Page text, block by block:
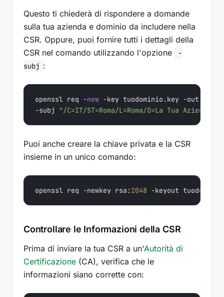
Questo ti chiederà di rispondere a domande
sulla tua azienda e dominio da includere nella
CSR. Oppure, puoi fornire tutti i dettagli della
CSR nel comando utilizzando l'opzione
-
subj :
openssl req -new -key tuodominio.key -out
-subj
"/C=IT/ST=Roma/L=Roma/O=La Tua Azienda/
Puoi anche creare la chiave privata e la CSR
insieme in un unico comando:
openssl req -newkey rsa: 2048 -keyout tuodominio
Controllare le Informazioni della CSR
Prima di inviare la tua CSR a un'Autorità di
Certificazione (CA), verifica che le
informazioni siano corrette con: